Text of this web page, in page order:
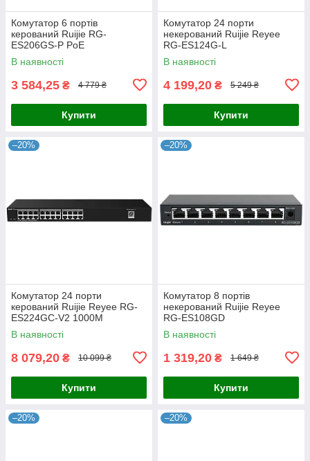
Комутатор 6 портів
керований Ruijie RG-
ES206GS-P PoE
В наявності
3 584,25 ₴ 4 779 ₴
Купити
Комутатор 24 порти
некерований Ruijie Reyee
RG-ES124G-L
В наявності
4 199,20 ₴ 5 249 ₴
Купити
–20%
Комутатор 24 порти
керований Ruijie Reyee RG-
ES224GC-V2 1000M
В наявності
8 079,20 ₴ 10 099 ₴
Купити
–20%
Комутатор 8 портів
некерований Ruijie Reyee
RG-ES108GD
В наявності
1 319,20 ₴ 1 649 ₴
Купити
–20% –20%